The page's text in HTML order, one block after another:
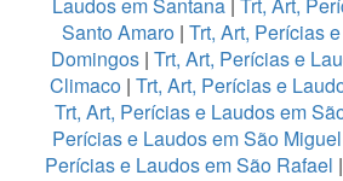
Laudos em Santana| Trt, Art,
Santo Amaro | Trt, Art, Perícias
Domingos| Trt, Art, Perícias e
Climaco| Trt, Art, Perícias e
Trt, Art, Perícias e Laudos em
Perícias e Laudos em São
Perícias e Laudos em São Rafael |